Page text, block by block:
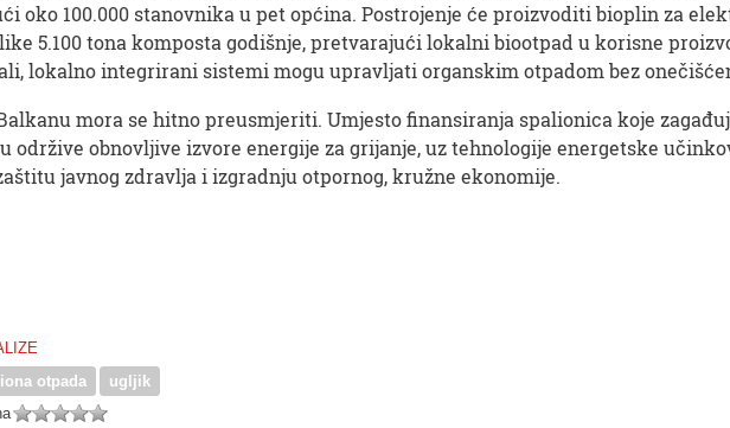
oko 100.000 stanovnika u pet općina. Postrojenje će proizvoditi bioplin za
5.100 tona komposta godišnje, pretvarajući lokalni biootpad u korisne
lokalno integrirani sistemi mogu upravljati organskim otpadom bez
mora se hitno preusmjeriti. Umjesto finansiranja spalionica koje
obnovljive izvore energije za grijanje, uz tehnologije energetske
javnog zdravlja i izgradnju otpornog, kružne ekonomije.
otpada
ugljik